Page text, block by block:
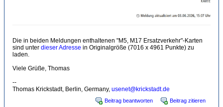
Die in beiden Meldungen enthaltenen "M5, M17 Ersatzverkehr"-Karten
sind unter dieser Adresse in Originalgröße (7016 x 4961 Punkte) zu
laden.
Viele Grüße, Thomas
--
Thomas Krickstadt, Berlin, Germany, usenet@krickstadt.de
Beitrag beantworten Beitrag zitieren